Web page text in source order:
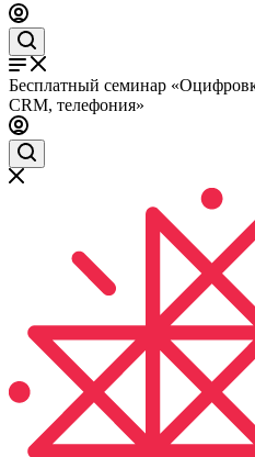
Бесплатный семинар
CRM, телефония»